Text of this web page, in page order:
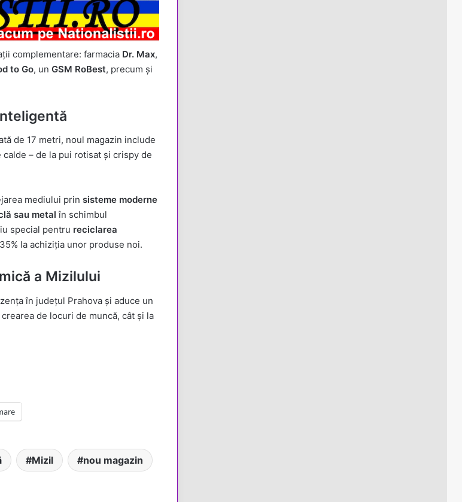
complementare: farmacia Dr. Max,
to Go, un GSM RoBest, precum și
de 17 metri, noul magazin include
– de la pui rotisat și crispy de
mediului prin sisteme moderne
sau metal în schimbul
special pentru reciclarea
la achiziția unor produse noi.
a Mizilului
în județul Prahova și aduce un
de locuri de muncă, cât și la
Mizil nou magazin